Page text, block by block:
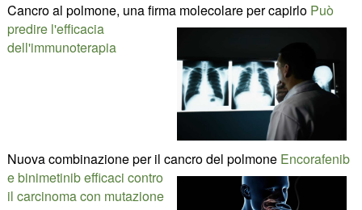
Cancro al polmone, una firma molecolare per capirlo Può
predire l'efficacia
dell'immunoterapia
Nuova combinazione per il cancro del polmone Encorafenib
e binimetinib efficaci contro
il carcinoma con mutazione